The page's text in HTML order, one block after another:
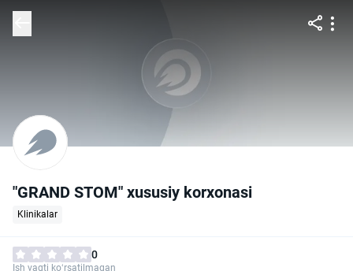
"GRAND STOM" xususiy korxonasi
Klinikalar
0
Ish vaqti ko‘rsatilmagan